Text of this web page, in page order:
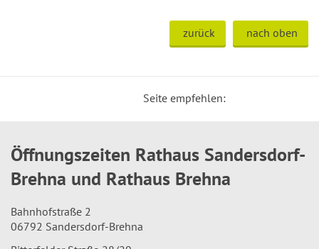
zurück nach oben
Seite empfehlen:
Öffnungszeiten Rathaus Sandersdorf-
Brehna und Rathaus Brehna
Bahnhofstraße 2
06792 Sandersdorf-Brehna